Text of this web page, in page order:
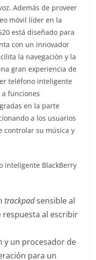
Además de proveer
móvil líder en la
está diseñado para
con un innovador
la navegación y la
gran experiencia de
teléfono inteligente
a funciones
en la parte
a los usuarios
controlar su música y
inteligente BlackBerry
trackpadsensible al
al escribir
y un procesador de
para un